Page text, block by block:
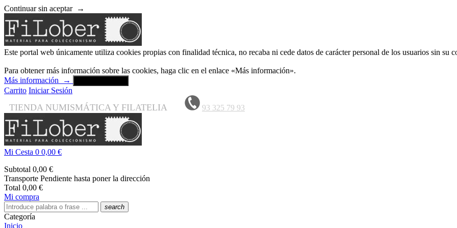
Continuar sin aceptar →
Este portal web únicamente utiliza cookies propias con finalidad técnica, no recaba ni cede datos de carácter personal de los usuarios sin su
Para obtener más información sobre las cookies, haga clic en el enlace «Más información».
Más información
→
Carrito Iniciar Sesión
TIENDA NUMISMÁTICA Y FILATELIA 93 325 79 93
Mi Cesta 0 0,00 €
Subtotal 0,00 €
Transporte Pendiente hasta poner la dirección
Total 0,00 €
Mi compra
search
Categoría
Inicio